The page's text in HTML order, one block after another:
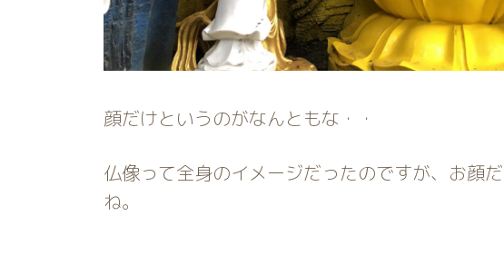
顔だけというのがなんともな・・
仏像って全身のイメージだったのですが、お顔
ね。